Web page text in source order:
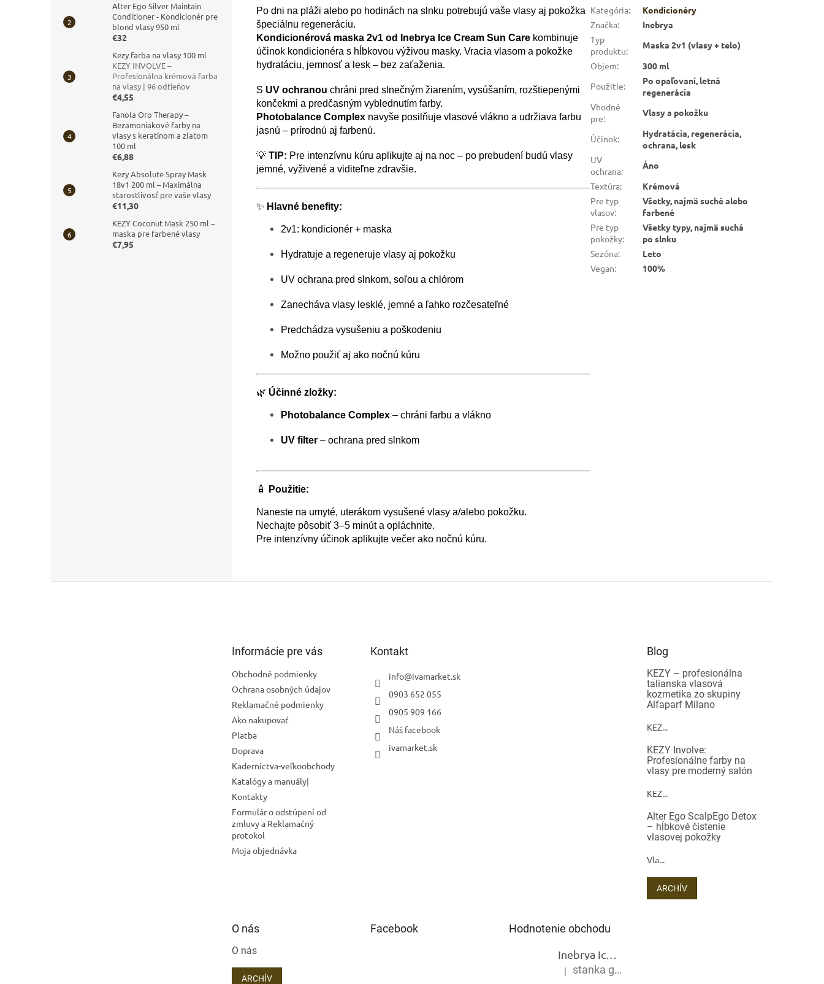
Alter Ego Silver Maintain
Conditioner - Kondicionér pre
blond vlasy 950 ml
€32
Kezy farba na vlasy 100 ml
KEZY INVOLVE –
Profesionálna krémová farba
na vlasy | 96 odtieňov
€4,55
Fanola Oro Therapy –
Bezamoniakové farby na
vlasy s keratínom a zlatom
100 ml
€6,88
Kezy Absolute Spray Mask
18v1 200 ml – Maximálna
starostlivosť pre vaše vlasy
€11,30
KEZY Coconut Mask 250 ml –
maska pre farbené vlasy
€7,95
Po dni na pláži alebo po hodinách na slnku potrebujú vaše vlasy aj pokožka
špeciálnu regeneráciu.
Kondicionérová maska 2v1 od Inebrya Ice Cream Sun Care kombinuje
účinok kondicionéra s hĺbkovou výživou masky. Vracia vlasom a pokožke
hydratáciu, jemnosť a lesk – bez zaťaženia.
S UV ochranou chráni pred slnečným žiarením, vysúšaním, rozštiepenými
končekmi a predčasným vyblednutím farby.
Photobalance Complex navyše posilňuje vlasové vlákno a udržiava farbu
jasnú – prírodnú aj farbenú.
💡 TIP: Pre intenzívnu kúru aplikujte aj na noc – po prebudení budú vlasy
jemné, vyživené a viditeľne zdravšie.
✨ Hlavné benefity:
2v1: kondicionér + maska
Hydratuje a regeneruje vlasy aj pokožku
UV ochrana pred slnkom, soľou a chlórom
Zanecháva vlasy lesklé, jemné a ľahko rozčesateľné
Predchádza vysušeniu a poškodeniu
Možno použiť aj ako nočnú kúru
🌿 Účinné zložky:
Photobalance Complex – chráni farbu a vlákno
UV filter – ochrana pred slnkom
🧴 Použitie:
Naneste na umyté, uterákom vysušené vlasy a/alebo pokožku.
Nechajte pôsobiť 3–5 minút a opláchnite.
Pre intenzívny účinok aplikujte večer ako nočnú kúru.
Kategória:
Kondicionéry
Značka:
Inebrya
Typ
produktu:
Maska 2v1 (vlasy + telo)
Objem:
300 ml
Použitie:
Po opaľovaní, letná
regenerácia
Vhodné
pre:
Vlasy a pokožku
Účinok:
Hydratácia, regenerácia,
ochrana, lesk
UV
ochrana:
Áno
Textúra:
Krémová
Pre typ
vlasov:
Všetky, najmä suché alebo
farbené
Pre typ
pokožky:
Všetky typy, najmä suchá
po slnku
Sezóna:
Leto
Vegan: 100%
Informácie pre vás
Obchodné podmienky
Ochrana osobných údajov
Reklamačné podmienky
Ako nakupovať
Platba
Doprava
Kaderníctva-veľkoobchody
Katalógy a manuály|
Kontakty
Formulár o odstúpení od
zmluvy a Reklamačný
protokol
Moja objednávka
Kontakt
info@ivamarket.sk
0903 652 055
0905 909 166
Náš facebook
ivamarket.sk
Blog
KEZY – profesionálna
talianska vlasová
kozmetika zo skupiny
Alfaparf Milano
KEZ...
KEZY Involve:
Profesionálne farby na
vlasy pre moderný salón
KEZ...
Alter Ego ScalpEgo Detox
– hĺbkové čistenie
vlasovej pokožky
Vla...
ARCHÍV
O nás
O nás
ARCHÍV
Facebook
Hodnotenie obchodu
Inebrya Ice Cream Keratin Restructuring Mask – reštrukturalizačná maska s keratínom 1000 ml
Hodnotenie produktu je 5 z 5 hviezdičiek.
| stanka gramblickova